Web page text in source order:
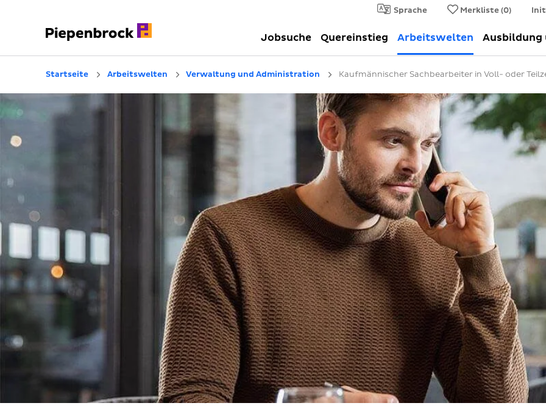
Sprache Merkliste (0)
Jobsuche Quereinstieg Arbeitswelten Ausbildung
Startseite Arbeitswelten Verwaltung und Administration Kaufmännischer Sachbearbeiter in Voll- oder